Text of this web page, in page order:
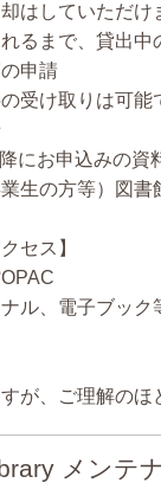
していただけま
るまで、貸出中
申請
け取りは可能
申込みの資料
生の方等）図書
セス】
、電子ブック等
が、ご理解のほ
メンテ